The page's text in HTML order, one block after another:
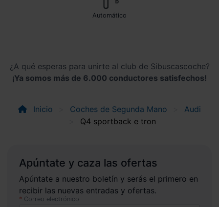
automático
¿A qué esperas para unirte al club de Sibuscascoche?
¡Ya somos más de 6.000 conductores satisfechos!
Inicio Coches de Segunda Mano
Audi
Q4 sportback e tron
Apúntate y caza las ofertas
Apúntate a nuestro boletín y serás el primero en
recibir las nuevas entradas y ofertas.
Correo electrónico